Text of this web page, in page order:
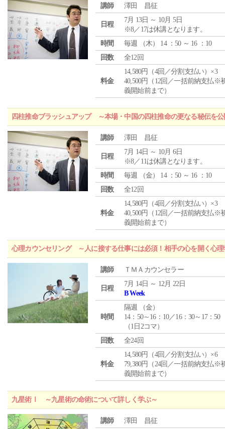
講師 澤田 昌征
日程
7月 13日 ～ 10月 5日
※8／17は休講となります。
時間
毎週 （木） 14 ：50 ～ 16 ：10
回数
全12回
料金
14,580円（4回／分割支払い）×3
40,500円（12回／一括前納支払※
義開始前まで）
四柱推命ブラッシュアップ ～本場・中国の四柱推命の更なる秘伝を
講師 澤田 昌征
日程
7月 14日 ～ 10月 6日
※8／11は休講となります。
時間
毎週 （金） 14 ：50 ～ 16 ：10
回数
全12回
料金
14,580円（4回／分割支払い）×3
40,500円（12回／一括前納支払※
義開始前まで）
心理カウンセリング ～人に接する仕事には必須！相手の心を開く心理
講師 ＴＭＡカウンセラー
日程
7月 14日 ～ 12月 22日
B Week
時間
隔週 （金）
14：50～16：10／16：30～17：50
（1日2コマ）
回数
全24回
料金
14,580円（4回／分割支払い）×6
79,380円（24回／一括前納支払※
義開始前まで）
九星術Ⅰ ～九星術の命術について詳しく学ぶ～
講師 澤田 昌征